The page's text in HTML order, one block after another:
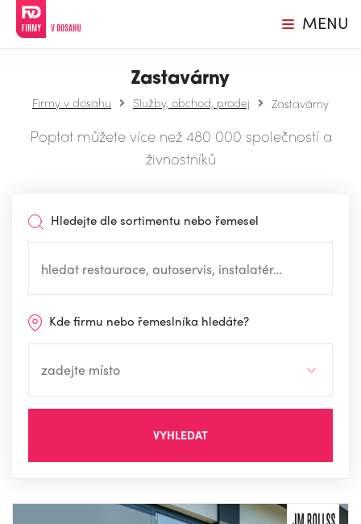
MENU
Zastavárny
Firmy v dosahu Služby, obchod, prodej Zastavárny
Poptat můžete více než 480 000 společností a
živnostníků
Hledejte dle sortimentu nebo řemesel
Kde firmu nebo řemeslníka hledáte?
VYHLEDAT